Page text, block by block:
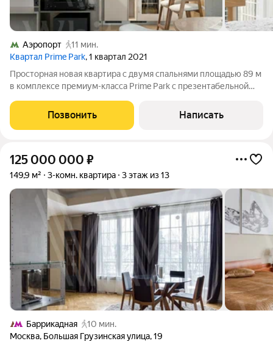
Аэропорт
11 мин.
Квартал Prime Park, 1 квартал 2021
Просторная новая квартира с двумя спальнями площадью 89 м
в комплексе премиум-класса Prime Park с презентабельной
расположена на двенадцатом этаже в корпусе R5. Выполнен
современный ремонт.
Позвонить Написать
125 000 000 ₽
149,9 м² 3-комн. квартира 3 этаж из 13
Баррикадная
10 мин.
Москва, Большая Грузинская улица,19